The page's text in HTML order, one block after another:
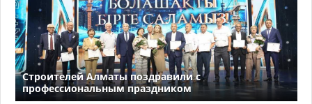
Строителей Алматы поздравили с
профессиональным праздником